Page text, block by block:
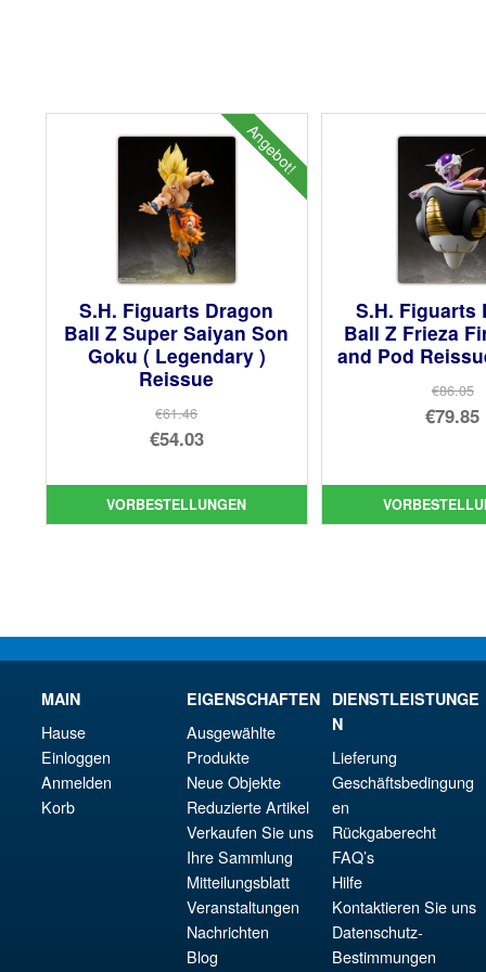
Angebot!
S.H. Figuarts Dragon
Ball Z Super Saiyan Son
Goku ( Legendary )
Reissue
€61.46
Ursprünglicher
war:
€61.46
€54.03
Preis
ist:
VORBESTELLUNGEN
S.H. Figuarts
Ball Z Frieza
and Pod
€86.05
€79.85
ist:
MAIN
Hause
Einloggen
Anmelden
Korb
EIGENSCHAFTEN
Ausgewählte
Produkte
Neue Objekte
Reduzierte Artikel
Verkaufen Sie uns
Ihre Sammlung
Mitteilungsblatt
Veranstaltungen
Nachrichten
Blog
DIENSTLEISTUNGE
N
Lieferung
Geschäftsbedingung
en
Rückgaberecht
FAQ’s
Hilfe
Kontaktieren Sie uns
Datenschutz-
Bestimmungen